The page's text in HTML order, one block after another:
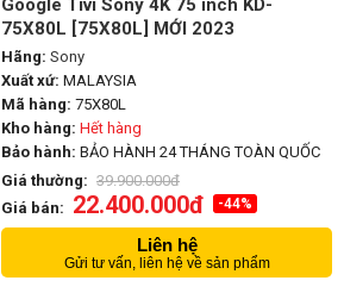
Google Tivi Sony 4K 75 inch KD-
75X80L [75X80L] MỚI 2023
Hãng: Sony
Xuất xứ: MALAYSIA
Mã hàng: 75X80L
Kho hàng: Hết hàng
Bảo hành: BẢO HÀNH 24 THÁNG TOÀN QUỐC
Giá thường: 39.900.000đ
Giá bán: 22.400.000đ -44%
Liên hệ
Gửi tư vấn, liên hệ về sản phẩm